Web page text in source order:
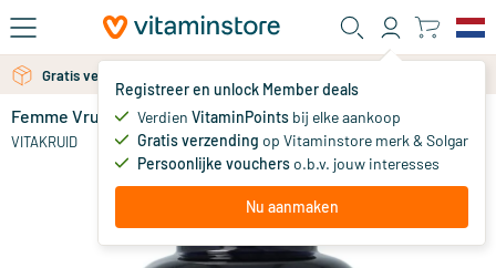
Ga naar de hoofdinhoud
Registreer en unlock Member deals
Verdien VitaminPoints bij elke aankoop
Gratis verzending op Vitaminstore merk & Solgar
Persoonlijke voucherso.b.v. jouw interesses
Nu aanmaken
Gratis verzending vanaf 25 euro
Femme Vruchtbaarheid Support
VITAKRUID 34.